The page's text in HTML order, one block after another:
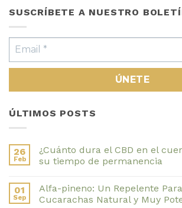
SUSCRÍBETE A NUESTRO
ÚLTIMOS POSTS
26
Feb
¿Cuánto dura el CBD en el
su tiempo de permanencia
comentarios
en
¿Cuánto
01
Sep
Alfa-pineno: Un Repelente
Cucarachas Natural y Muy